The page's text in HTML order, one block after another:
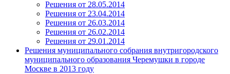
Решения от 28.05.2014
Решения от 23.04.2014
Решения от 26.03.2014
Решения от 26.02.2014
Решения от 29.01.2014
Решения муниципального собрания внутригородского
муниципального образования Черемушки в городе
Москве в 2013 году